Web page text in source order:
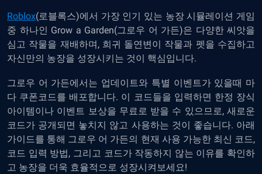
Roblox(로블록스)에서 가장 인기 있는 농장 시뮬레이션 게임
중 하나인 Grow a Garden(그로우 어 가든)은 다양한 씨앗을
심고 작물을 재배하며, 희귀 돌연변이 작물과 펫을 수집하고
자신만의 농장을 성장시키는 것이 핵심입니다.
그로우 어 가든에서는 업데이트와 특별 이벤트가 있을때 마
다 쿠폰코드를 배포합니다. 이 코드들을 입력하면 한정 장식
아이템이나 이벤트 보상을 무료로 받을 수 있으므로, 새로운
코드가 공개되면 놓치지 않고 사용하는 것이 좋습니다. 아래
가이드를 통해 그로우 어 가든의 현재 사용 가능한 최신 코드,
코드 입력 방법, 그리고 코드가 작동하지 않는 이유를 확인하
고 농장을 더욱 효율적으로 성장시켜보세요!